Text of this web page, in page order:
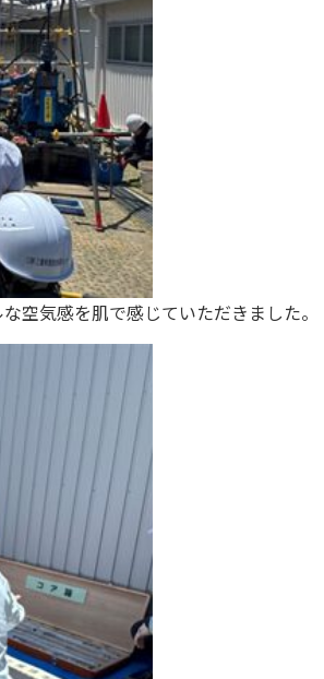
空気感を肌で感じていただきました。